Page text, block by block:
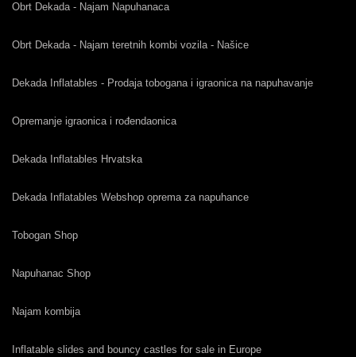
Obrt Dekada - Najam Napuhanaca
Obrt Dekada - Najam teretnih kombi vozila - Našice
Dekada Inflatables - Prodaja tobogana i igraonica na napuhavanje
Opremanje igraonica i rođendaonica
Dekada Inflatables Hrvatska
Dekada Inflatables Webshop oprema za napuhance
Tobogan Shop
Napuhanac Shop
Najam kombija
Inflatable slides and bouncy castles for sale in Europe